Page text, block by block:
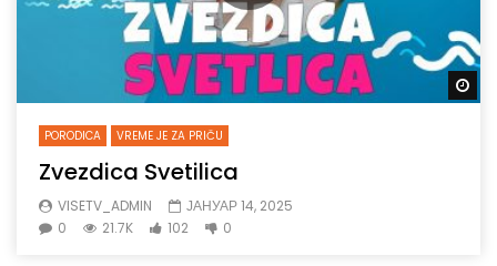
PORODICA VREME JE ZA PRIČU
Zvezdica Svetilica
VISETV_ADMIN
ЈАНУАР 14, 2025
0
21.7K 102 0